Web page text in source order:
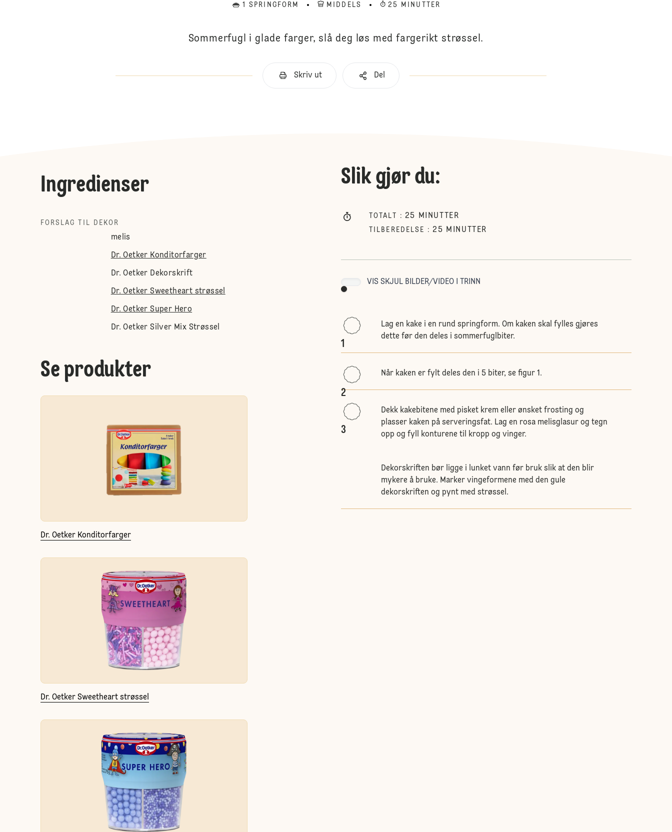
1 SPRINGFORM MIDDELS 25 MINUTTER
Sommerfugl i glade farger, slå deg løs med fargerikt strøssel.
Skriv ut Del
Ingredienser
FORSLAG TIL DEKOR
melis
Dr. Oetker Konditorfarger
Dr. Oetker Dekorskrift
Dr. Oetker Sweetheart strøssel
Dr. Oetker Super Hero
Dr. Oetker Silver Mix Strøssel
Se produkter
Dr. Oetker Konditorfarger
Dr. Oetker Sweetheart strøssel
Slik gjør du:
TOTALT : 25 MINUTTER
TILBEREDELSE : 25 MINUTTER
VIS SKJUL BILDER/VIDEO I TRINN
1
Lag en kake i en rund springform. Om kaken skal fylles gjøres
dette før den deles i sommerfuglbiter.
2
Når kaken er fylt deles den i 5 biter, se figur 1.
3
Dekk kakebitene med pisket krem eller ønsket frosting og
plasser kaken på serveringsfat. Lag en rosa melisglasur og tegn
opp og fyll konturene til kropp og vinger.
Dekorskriften bør ligge i lunket vann før bruk slik at den blir
mykere å bruke. Marker vingeformene med den gule
dekorskriften og pynt med strøssel.